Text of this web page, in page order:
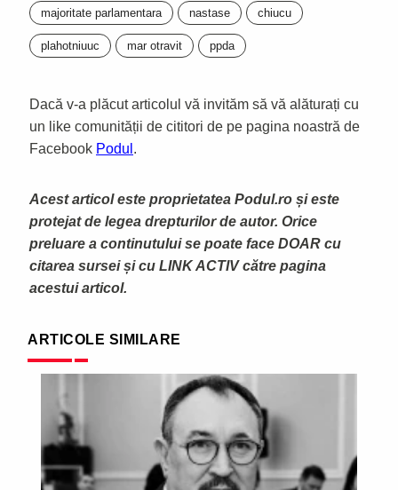
majoritate parlamentara nastase chiucu
plahotniuuc mar otravit ppda
Dacă v-a plăcut articolul vă invităm să vă alăturați cu
un like comunității de cititori de pe pagina noastră de
Facebook Podul .
Acest articol este proprietatea Podul.ro și este
protejat de legea drepturilor de autor. Orice
preluare a continutului se poate face DOAR cu
citarea sursei și cu LINK ACTIV către pagina
acestui articol.
ARTICOLE SIMILARE